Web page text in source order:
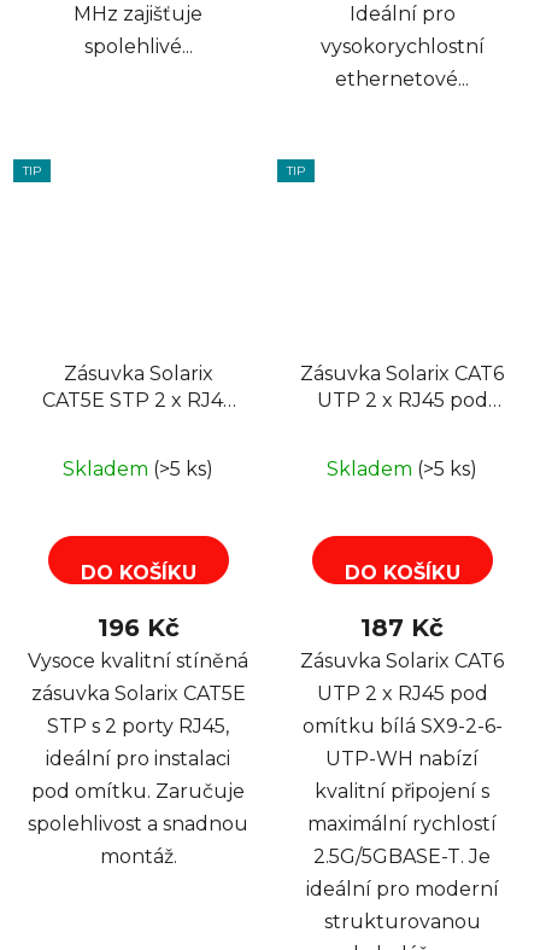
MHz zajišťuje
spolehlivé...
Ideální pro
vysokorychlostní
ethernetové...
TIP
Zásuvka Solarix
CAT5E STP 2 x RJ45
Skladem (>5 ks)
DO KOŠÍKU
196 Kč
Vysoce kvalitní stíněná
zásuvka Solarix CAT5E
STP s 2 porty RJ45,
ideální pro instalaci
pod omítku. Zaručuje
spolehlivost a snadnou
montáž.
TIP
Zásuvka Solarix CAT6
UTP 2 x RJ45 pod
Skladem (>5 ks)
DO KOŠÍKU
187 Kč
Zásuvka Solarix CAT6
UTP 2 x RJ45 pod
omítku bílá SX9-2-6-
UTP-WH nabízí
kvalitní připojení s
maximální rychlostí
2.5G/5GBASE-T. Je
ideální pro moderní
strukturovanou